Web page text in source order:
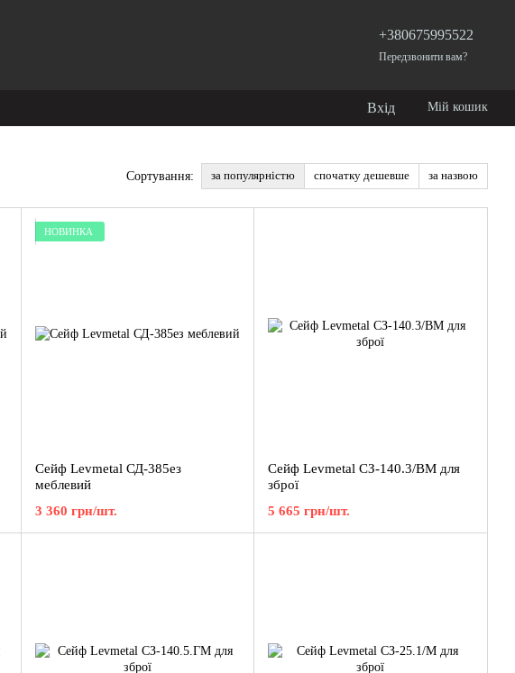
+380675995522
Передзвонити вам?
Вхід Мій кошик
Сортування: за популярністю спочатку дешевше за назвою
НОВИНКА
Сейф Levmetal СД-385ез
меблевий
3 360 грн/шт.
Сейф Levmetal СЗ-140.3/ВМ для
зброї
5 665 грн/шт.